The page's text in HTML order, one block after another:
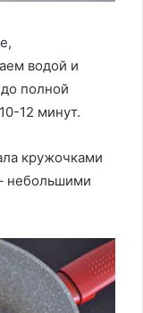
водой и
полной
12 минут.
кружочками
небольшими